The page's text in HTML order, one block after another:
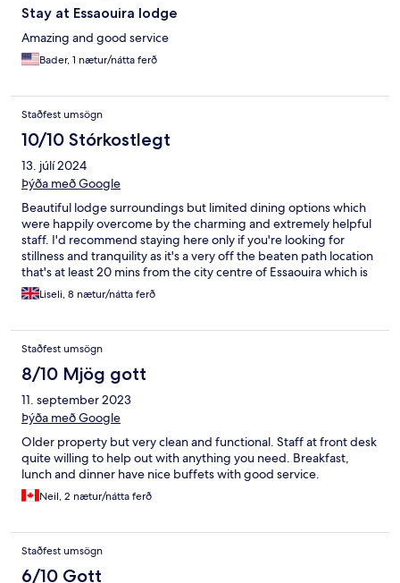
Stay at Essaouira lodge
Amazing and good service
Bader, 1 nætur/nátta ferð
Staðfest umsögn
10/10 Stórkostlegt
13. júlí 2024
Þýða með Google
Beautiful lodge surroundings but limited dining options which
were happily overcome by the charming and extremely helpful
staff. I'd recommend staying here only if you're looking for
stillness and tranquility as it's a very off the beaten path location
that's at least 20 mins from the city centre of Essaouira which is
very charming but quiet too.
Liseli, 8 nætur/nátta ferð
Staðfest umsögn
8/10 Mjög gott
11. september 2023
Þýða með Google
Older property but very clean and functional. Staff at front desk
quite willing to help out with anything you need. Breakfast,
lunch and dinner have nice buffets with good service.
Neil, 2 nætur/nátta ferð
Staðfest umsögn
6/10 Gott